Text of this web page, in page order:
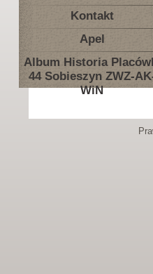
Kontakt
Apel
Album Historia
44 Sobieszyn ZWZ-
WiN